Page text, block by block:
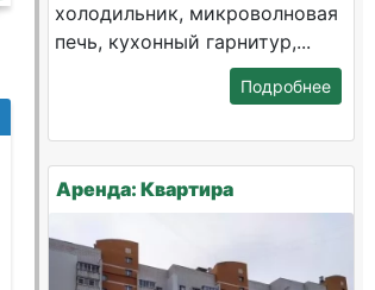
холодильник, микроволновая
печь, кухонный гарнитур,...
Подробнее
Аренда: Квартира